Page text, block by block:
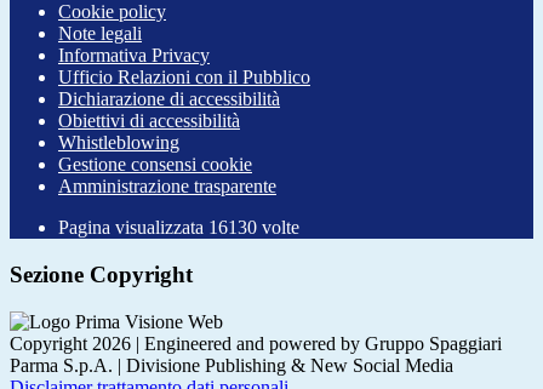
Cookie policy
Note legali
Informativa Privacy
Ufficio Relazioni con il Pubblico
Dichiarazione di accessibilità
Obiettivi di accessibilità
Whistleblowing
Gestione consensi cookie
Amministrazione trasparente
Pagina visualizzata 16130 volte
Sezione Copyright
Copyright 2026 | Engineered and powered by Gruppo Spaggiari
Parma S.p.A. | Divisione Publishing & New Social Media